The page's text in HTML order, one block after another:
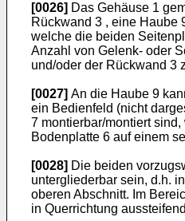
[0026] Das Gehäuse 1
Rückwand 3 , eine Haube
welche die beiden
Anzahl von Gelenk- oder
und/oder der Rückwand 3
[0027] An die Haube 9
ein Bedienfeld (nicht
7 montierbar/montiert
Bodenplatte 6 auf einem
[0028] Die beiden
untergliederbar sein, d.h.
oberen Abschnitt. Im
in Querrichtung